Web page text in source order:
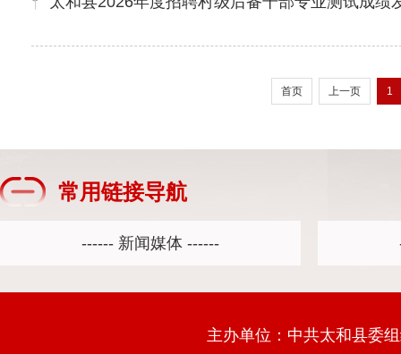
首页 上一页 1
常用链接导航
主办单位：中共太和县委